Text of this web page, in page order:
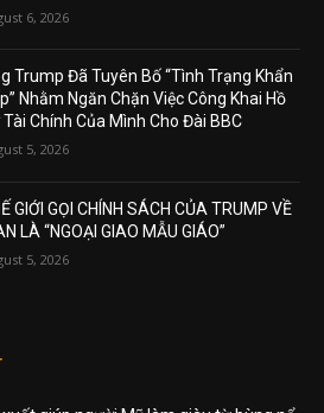
6, 2026
Trump Đã Tuyên Bố “Tình Trạng Khẩn
Nhằm Ngăn Chặn Việc Công Khai Hồ
Tài Chính Của Mình Cho Đài BBC
5, 2026
GIỚI GỌI CHÍNH SÁCH CỦA TRUMP VỀ
LÀ “NGOẠI GIAO MẪU GIÁO”
5, 2026